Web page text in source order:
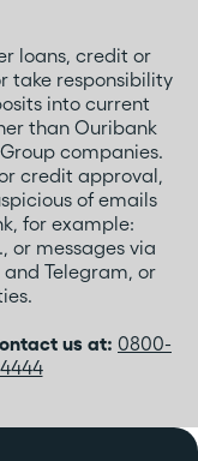
loans, credit or
take responsibility
into current
than Ouribank
companies.
credit approval,
of emails
for example:
or messages via
Telegram, or
us at: 0800-